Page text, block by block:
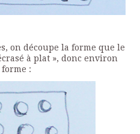
on découpe la forme que le
à plat », donc environ
forme :